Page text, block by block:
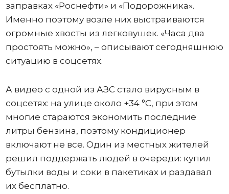
заправках «Роснефти» и «Подорожника».
Именно поэтому возле них выстраиваются
огромные хвосты из легковушек. «Часа два
простоять можно», – описывают сегодняшнюю
ситуацию в соцсетях.
А видео с одной из АЗС стало вирусным в
соцсетях: на улице около +34 °C, при этом
многие стараются экономить последние
литры бензина, поэтому кондиционер
включают не все. Один из местных жителей
решил поддержать людей в очереди: купил
бутылки воды и соки в пакетиках и раздавал
их бесплатно.